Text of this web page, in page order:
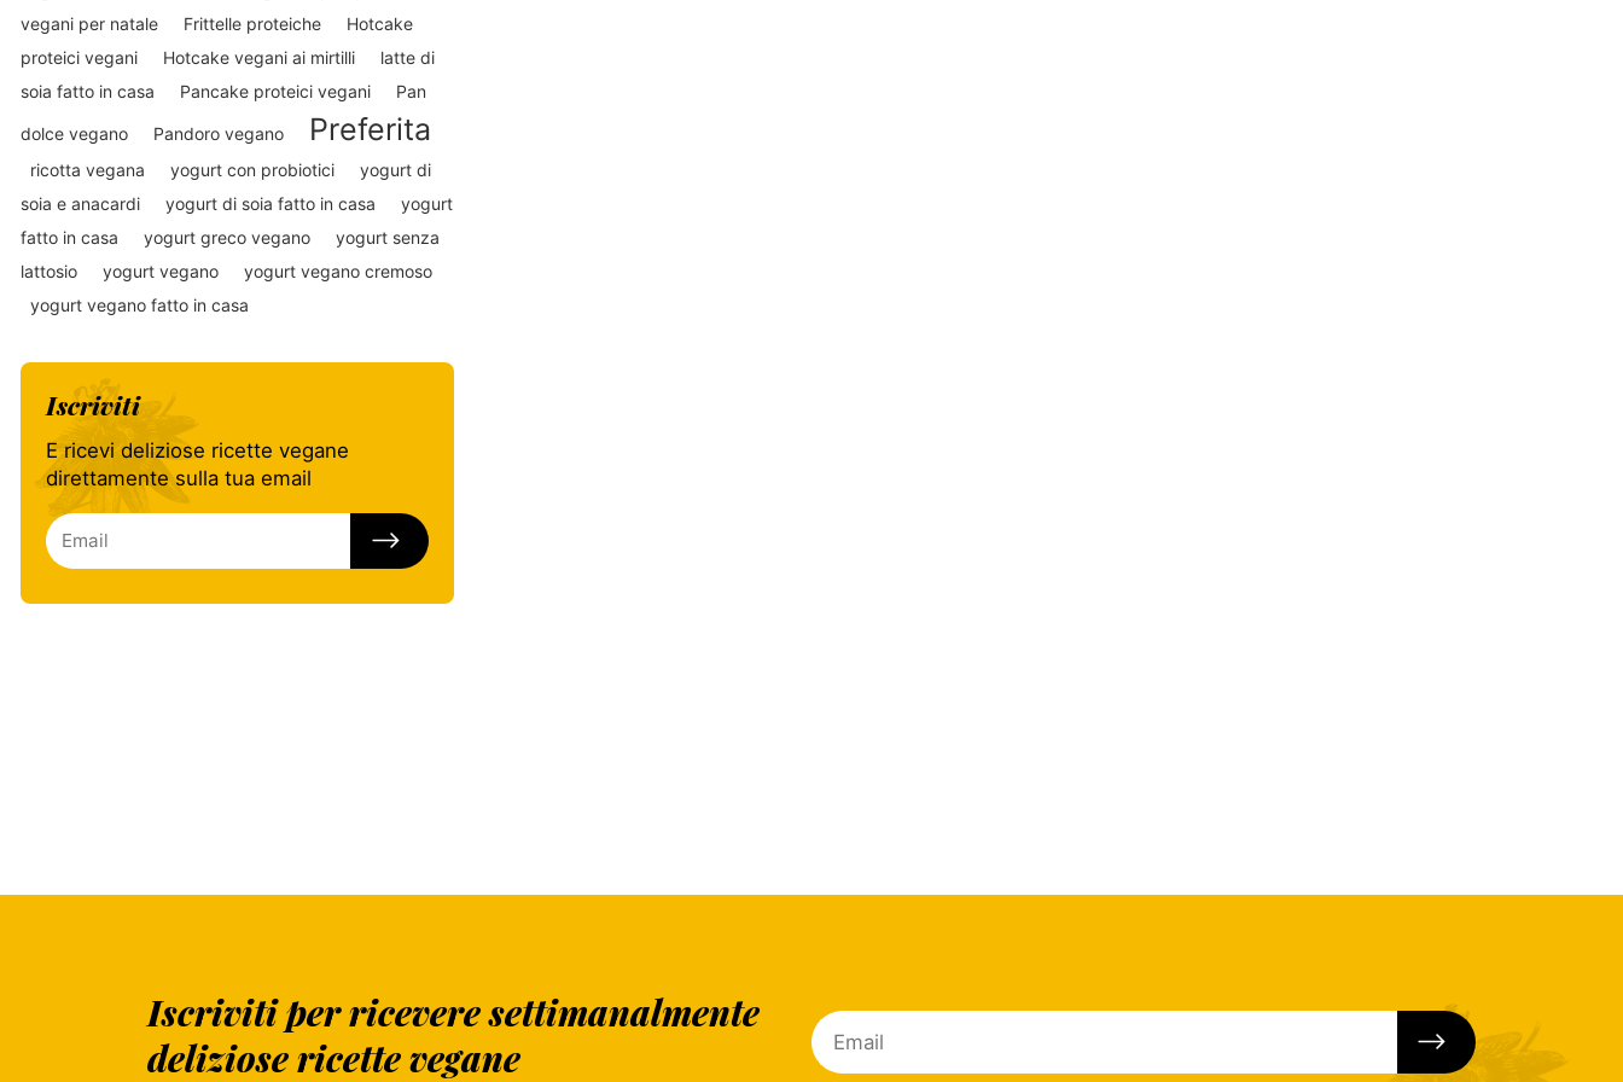
vegani per natale
Frittelle proteiche
Hotcake
proteici vegani
Hotcake vegani ai mirtilli
latte di
soia fatto in casa
Pancake proteici vegani Pan
dolce vegano Pandoro vegano Preferita
ricotta vegana yogurt con probiotici
yogurt di
soia e anacardi
yogurt di soia fatto in casa
yogurt
fatto in casa
yogurt greco vegano
yogurt senza
lattosio
yogurt vegano
yogurt vegano cremoso
yogurt vegano fatto in casa
Iscriviti
E ricevi deliziose ricette vegane
direttamente sulla tua email
Iscriviti per ricevere settimanalmente
deliziose ricette vegane